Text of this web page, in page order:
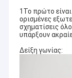
1Το πρώτο
ορισμένες
σχηματίσεις
υπάρξουν
Δείξη γωνίας: